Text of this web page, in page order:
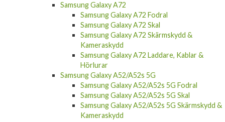
Samsung Galaxy A72
Samsung Galaxy A72 Fodral
Samsung Galaxy A72 Skal
Samsung Galaxy A72 Skärmskydd &
Kameraskydd
Samsung Galaxy A72 Laddare, Kablar &
Hörlurar
Samsung Galaxy A52/A52s 5G
Samsung Galaxy A52/A52s 5G Fodral
Samsung Galaxy A52/A52s 5G Skal
Samsung Galaxy A52/A52s 5G Skärmskydd &
Kameraskydd